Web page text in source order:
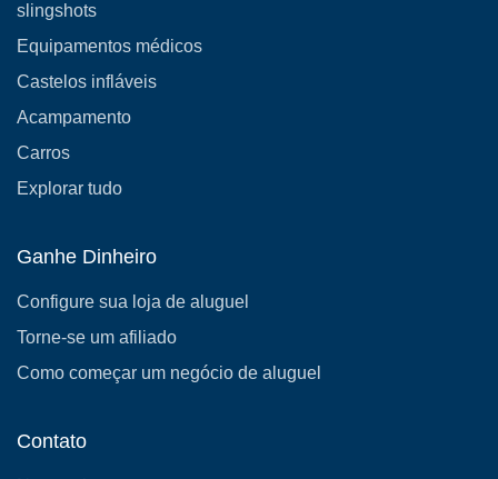
slingshots
Equipamentos médicos
Castelos infláveis
Acampamento
Carros
Explorar tudo
Ganhe Dinheiro
Configure sua loja de aluguel
Torne-se um afiliado
Como começar um negócio de aluguel
Contato